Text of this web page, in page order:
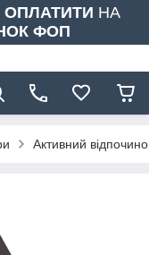
НА
ФОП
Активний